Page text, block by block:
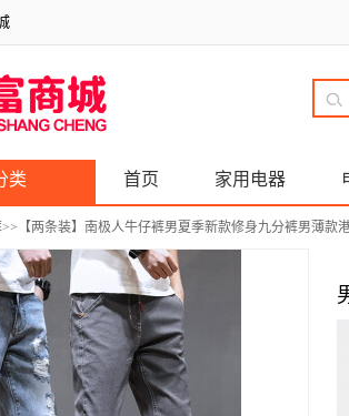
类 首页 家用电器
>>【两条装】南极人牛仔裤男夏季新款修身九分裤男薄款